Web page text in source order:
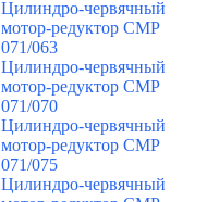
Цилиндро-червячный
мотор-редуктор CMP
071/063
Цилиндро-червячный
мотор-редуктор CMP
071/070
Цилиндро-червячный
мотор-редуктор CMP
071/075
Цилиндро-червячный